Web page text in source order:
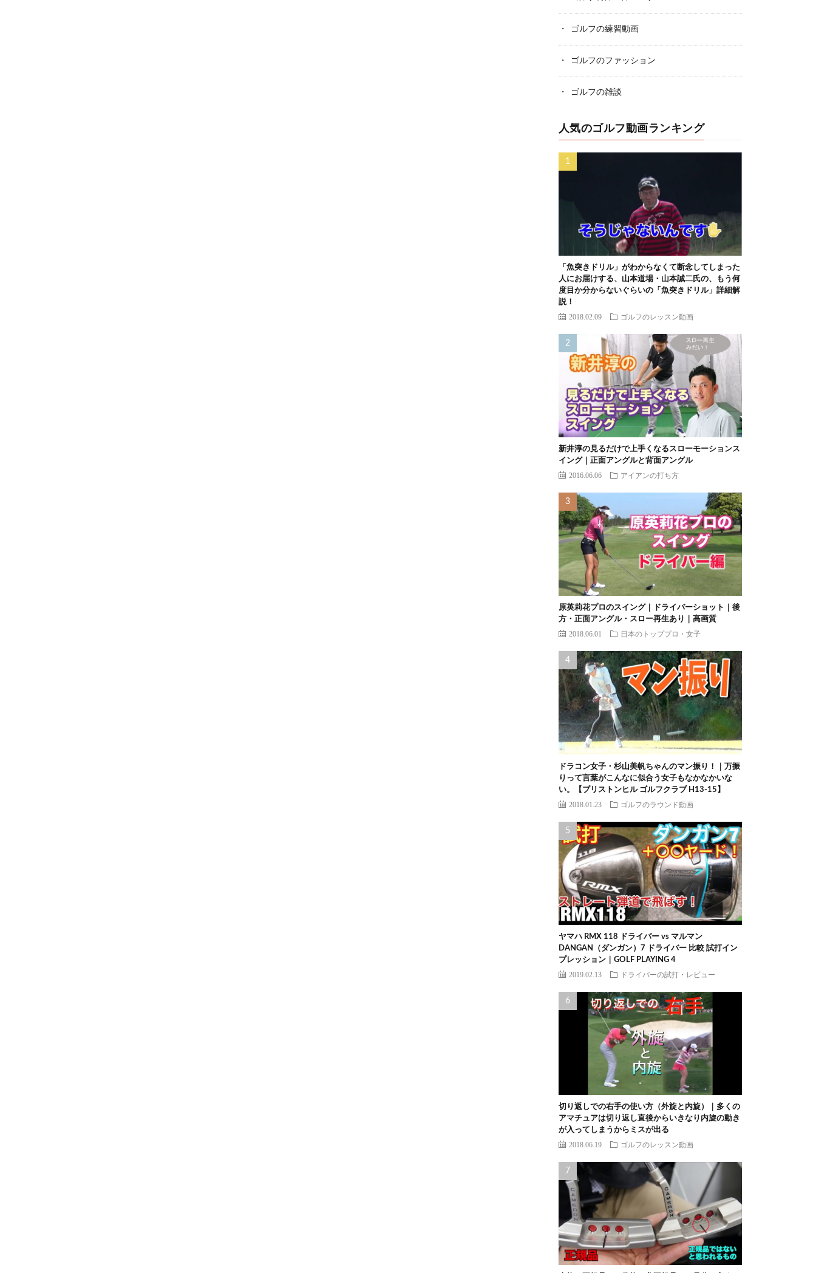
ゴルフの練習動画
ゴルフのファッション
ゴルフの雑談
人気のゴルフ動画ランキング
「魚突きドリル」がわからなくて断念してしまった
人にお届けする、山本道場・山本誠二氏の、もう何
度目か分からないぐらいの「魚突きドリル」詳細解
説！
2018.02.09 ゴルフのレッスン動画
新井淳の見るだけで上手くなるスローモーションス
イング｜正面アングルと背面アングル
2016.06.06 アイアンの打ち方
原英莉花プロのスイング｜ドライバーショット｜後
方・正面アングル・スロー再生あり｜高画質
2018.06.01 日本のトッププロ・女子
ドラコン女子・杉山美帆ちゃんのマン振り！｜万振
りって言葉がこんなに似合う女子もなかなかいな
い。【ブリストンヒル ゴルフクラブ H13-15】
2018.01.23 ゴルフのラウンド動画
ヤマハ RMX 118 ドライバー vs マルマン
DANGAN（ダンガン）7 ドライバー 比較 試打イン
プレッション｜GOLF PLAYING 4
2019.02.13 ドライバーの試打・レビュー
切り返しでの右手の使い方（外旋と内旋）｜多くの
アマチュアは切り返し直後からいきなり内旋の動き
が入ってしまうからミスが出る
2018.06.19 ゴルフのレッスン動画